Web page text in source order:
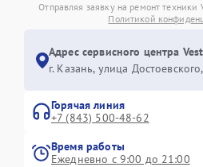
Отправляя заявку на ремонт техники
Политикой
Адрес сервисного центра
г. Казань, улица
Горячая линия
+7 (843) 500-48-62
Время работы
Ежедневно с 9:00 до 21:00